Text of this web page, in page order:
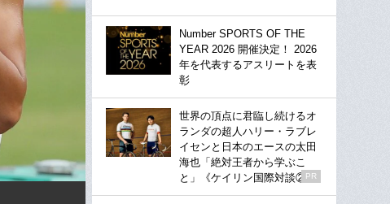
Number SPORTS OF THE
YEAR 2026 開催決定！ 2026
年を代表するアスリートを表
彰
世界の頂点に君臨し続けるオ
ランダの超人ハリー・ラブレ
イセンと日本のエースの太田
海也「絶対王者から学ぶこ
と」《ケイリン国際対談②》
PR